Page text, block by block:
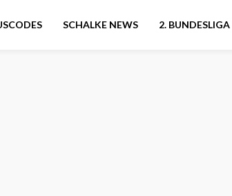
SCHALKE NEWS 2. BUNDESLIGA